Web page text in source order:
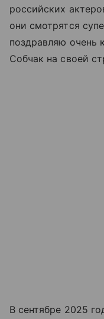
российских
они смотрятся
поздравляю очень
Собчак на своей
В сентябре 2025